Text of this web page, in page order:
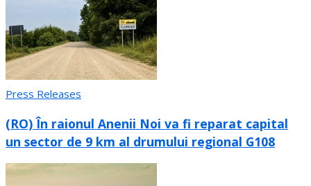
Press Releases
(RO) În raionul Anenii Noi va fi reparat capital
un sector de 9 km al drumului regional G108